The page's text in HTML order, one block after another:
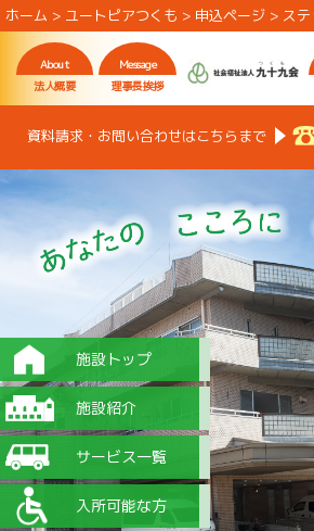
ホーム > ユートピアつくも > 申込ページ > ス
About
法人概要
Message
理事長挨拶
資料請求・お問い合わせはこちらまで
施設トップ
施設紹介
サービス一覧
入所可能な方